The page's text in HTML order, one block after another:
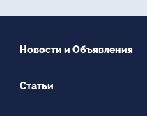
Новости и Объявления
Статьи